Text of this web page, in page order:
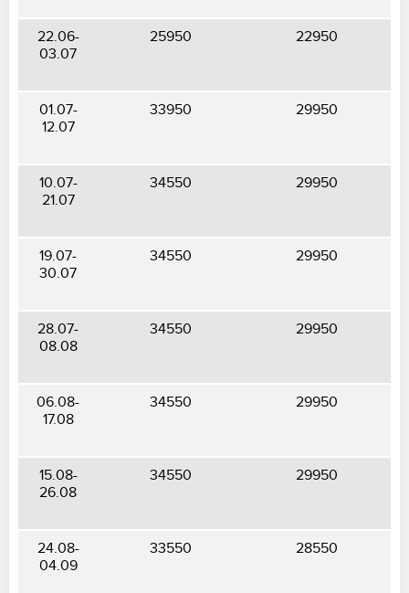
22.06-
03.07
25950 22950
01.07-
12.07
33950 29950
10.07-
21.07
34550 29950
19.07-
30.07
34550 29950
28.07-
08.08
34550 29950
06.08-
17.08
34550 29950
15.08-
26.08
34550 29950
24.08-
04.09
33550 28550